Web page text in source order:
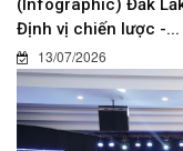
(Infographic) Đắk
Định vị chiến lược -...
13/07/2026